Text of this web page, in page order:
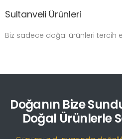
Sultanveli Ürünleri
Biz sadece doğal ürünleri tercih
Doğanın Bize
Doğal Ürünlerle